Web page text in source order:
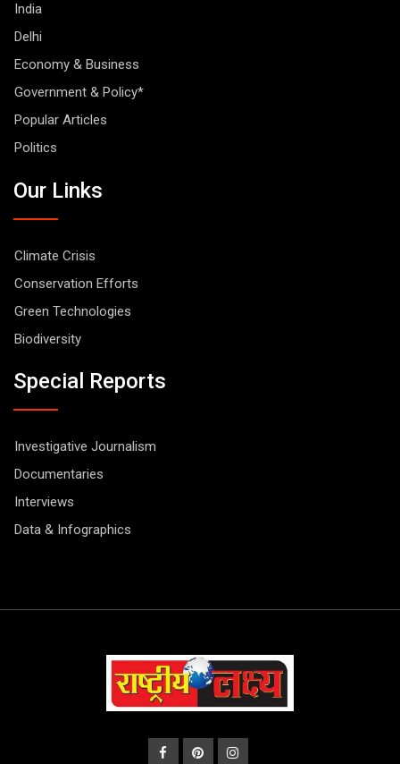
India
Delhi
Economy & Business
Government & Policy*
Popular Articles
Politics
Our Links
Climate Crisis
Conservation Efforts
Green Technologies
Biodiversity
Special Reports
Investigative Journalism
Documentaries
Interviews
Data & Infographics